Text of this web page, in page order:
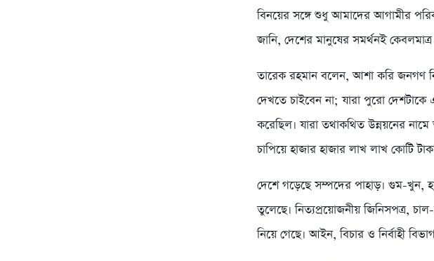
বিনয়ের সঙ্গে শুধু আমাদের আগামীর
জানি, দেশের মানুষের সমর্থনই
তারেক রহমান বলেন, আশা করি জনগণ
দেখতে চাইবেন না; যারা পুরো
করেছিল। যারা তথাকথিত উন্নয়নের
চাপিয়ে হাজার হাজার লাখ লাখ কোটি
দেশে গড়েছে সম্পদের পাহাড়। গুম-খুন,
তুলেছে। নিত্যপ্রয়োজনীয় জিনিসপত্র,
নিয়ে গেছে। আইন, বিচার ও নির্বাহী